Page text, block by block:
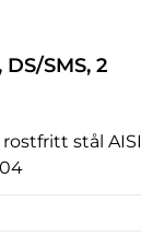
SMS, 2
stål AISI